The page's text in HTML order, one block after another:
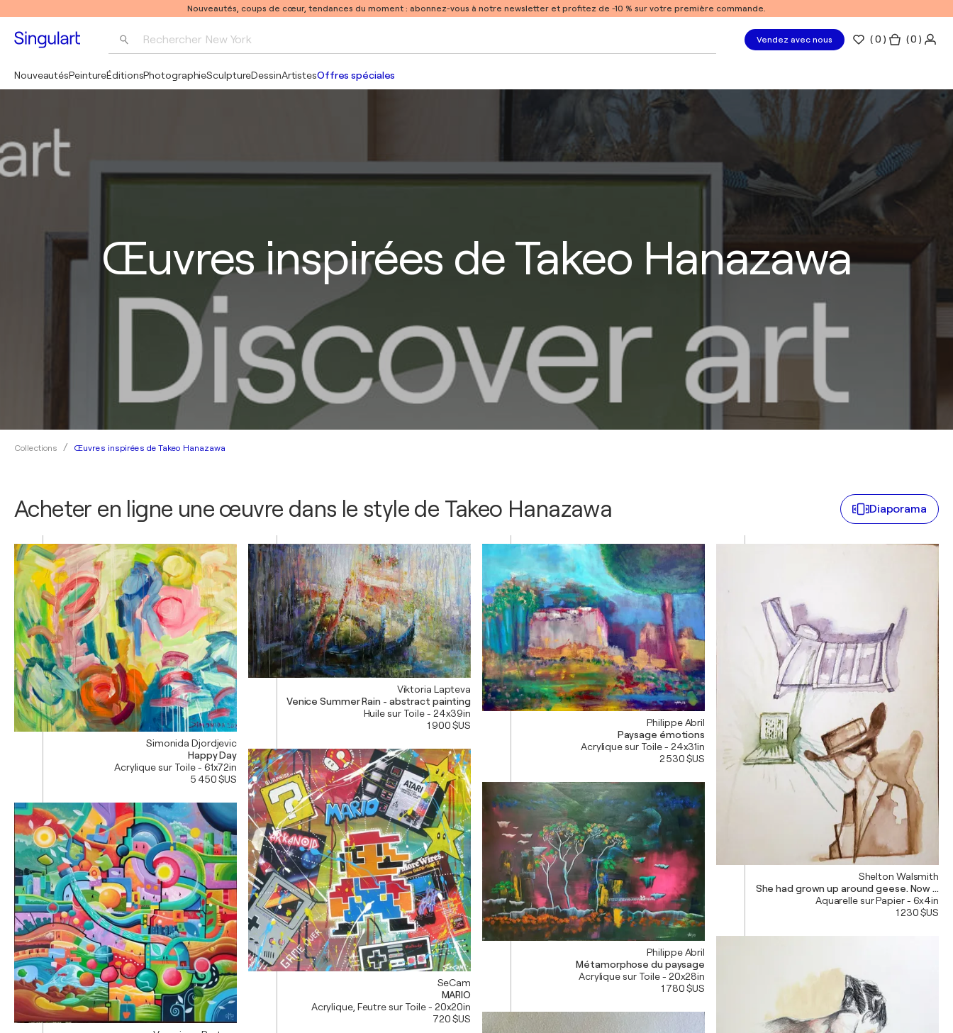
Nouveautés, coups de cœur, tendances du moment : abonnez-vous à notre newsletter et profitez de -10 % sur votre première commande.
Rechercher New York Vendez avec nous (0 ) ( 0 )
NouveautésPeintureÉditionsPhotographieSculptureDessinArtistesOffres spéciales
Œuvres inspirées de Takeo Hanazawa
Collections Œuvres inspirées de Takeo Hanazawa
Acheter en ligne une œuvre dans le style de Takeo Hanazawa Diaporama
Simonida Djordjevic
Happy Day
Acrylique sur Toile - 61x72in
5 450 $US
Viktoria Lapteva
Venice Summer Rain - abstract painting
Huile sur Toile - 24x39in
1 900 $US
SeCam
MARIO
Acrylique, Feutre sur Toile - 20x20in
720 $US
Philippe Abril
Paysage émotions
Acrylique sur Toile - 24x31in
2 530 $US
Philippe Abril
Métamorphose du paysage
Acrylique sur Toile - 20x28in
1 780 $US
Shelton Walsmith
She had grown up around geese. Now
Aquarelle sur Papier - 6x4in
1 230 $US